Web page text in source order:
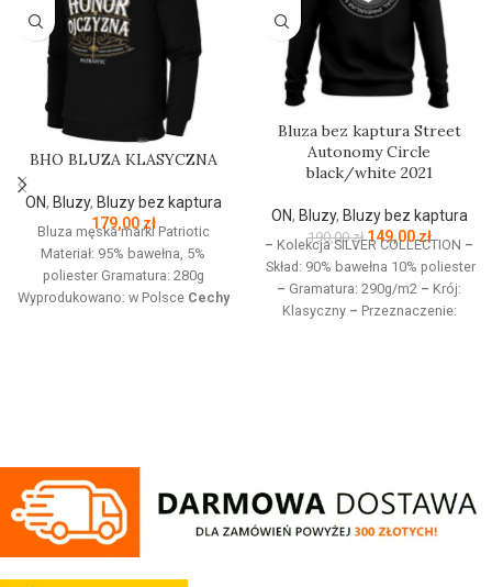
BHO BLUZA KLASYCZNA
ON, Bluzy, Bluzy bez kaptura
179,00 zł
Bluza męska marki Patriotic
Materiał: 95% bawełna, 5%
poliester Gramatura: 280g
Wyprodukowano: w Polsce Cechy
brandu.
Bluza bez kaptura Street
Autonomy Circle
black/white 2021
ON, Bluzy, Bluzy bez kaptura
190,00zł 149,00zł
– Kolekcja SILVER COLLECTION –
Skład: 90% bawełna 10% poliester
– Gramatura: 290g/m2 – Krój:
Klasyczny – Przeznaczenie: